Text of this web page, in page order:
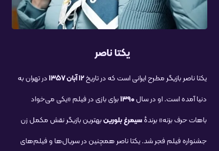
یکتا ناصر
یکتا ناصر بازیگر مطرح ایرانی است که در تاریخ۱۲ آبان ۱۳۵۷
در تهران به
دنیا آمده است. او در سال۱۳۹۰برای بازی در فیلم «یکی می‌خواد
باهات حرف بزنه» برندهٔسیمرغ بلورینبهترین بازیگر نقش مکمل زن
جشنواره فیلم فجر شد. یکتا ناصر همچنین در سریال‌ها و فیلم‌های